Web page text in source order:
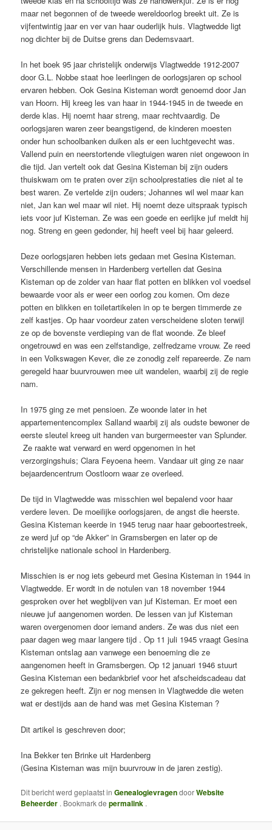
maar net begonnen of de tweede wereldoorlog breekt uit. Ze is
vijfentwintig jaar en ver van haar ouderlijk huis. Vlagtwedde ligt
nog dichter bij de Duitse grens dan Dedemsvaart.
In het boek 95 jaar christelijk onderwijs Vlagtwedde 1912-2007
door G.L. Nobbe staat hoe leerlingen de oorlogsjaren op school
ervaren hebben. Ook Gesina Kisteman wordt genoemd door Jan
van Hoorn. Hij kreeg les van haar in 1944-1945 in de tweede en
derde klas. Hij noemt haar streng, maar rechtvaardig. De
oorlogsjaren waren zeer beangstigend, de kinderen moesten
onder hun schoolbanken duiken als er een luchtgevecht was.
Vallend puin en neerstortende vliegtuigen waren niet ongewoon in
die tijd. Jan vertelt ook dat Gesina Kisteman bij zijn ouders
thuiskwam om te praten over zijn schoolprestaties die niet al te
best waren. Ze vertelde zijn ouders; Johannes wil wel maar kan
niet, Jan kan wel maar wil niet. Hij noemt deze uitspraak typisch
iets voor juf Kisteman. Ze was een goede en eerlijke juf meldt hij
nog. Streng en geen gedonder, hij heeft veel bij haar geleerd.
Deze oorlogsjaren hebben iets gedaan met Gesina Kisteman.
Verschillende mensen in Hardenberg vertellen dat Gesina
Kisteman op de zolder van haar flat potten en blikken vol voedsel
bewaarde voor als er weer een oorlog zou komen. Om deze
potten en blikken en toiletartikelen in op te bergen timmerde ze
zelf kastjes. Op haar voordeur zaten verscheidene sloten terwijl
ze op de bovenste verdieping van de flat woonde. Ze bleef
ongetrouwd en was een zelfstandige, zelfredzame vrouw. Ze reed
in een Volkswagen Kever, die ze zonodig zelf repareerde. Ze nam
geregeld haar buurvrouwen mee uit wandelen, waarbij zij de regie
nam.
In 1975 ging ze met pensioen. Ze woonde later in het
appartementencomplex Salland waarbij zij als oudste bewoner de
eerste sleutel kreeg uit handen van burgermeester van Splunder.
Ze raakte wat verward en werd opgenomen in het
verzorgingshuis; Clara Feyoena heem. Vandaar uit ging ze naar
bejaardencentrum Oostloorn waar ze overleed.
De tijd in Vlagtwedde was misschien wel bepalend voor haar
verdere leven. De moeilijke oorlogsjaren, de angst die heerste.
Gesina Kisteman keerde in 1945 terug naar haar geboortestreek,
ze werd juf op “de Akker” in Gramsbergen en later op de
christelijke nationale school in Hardenberg.
Misschien is er nog iets gebeurd met Gesina Kisteman in 1944 in
Vlagtwedde. Er wordt in de notulen van 18 november 1944
gesproken over het wegblijven van juf Kisteman. Er moet een
nieuwe juf aangenomen worden. De lessen van juf Kisteman
waren overgenomen door iemand anders. Ze was dus niet een
paar dagen weg maar langere tijd . Op 11 juli 1945 vraagt Gesina
Kisteman ontslag aan vanwege een benoeming die ze
aangenomen heeft in Gramsbergen. Op 12 januari 1946 stuurt
Gesina Kisteman een bedankbrief voor het afscheidscadeau dat
ze gekregen heeft. Zijn er nog mensen in Vlagtwedde die weten
wat er destijds aan de hand was met Gesina Kisteman ?
Dit artikel is geschreven door;
Ina Bekker ten Brinke uit Hardenberg
(Gesina Kisteman was mijn buurvrouw in de jaren zestig).
Dit bericht werd geplaatst inGenealogievragendoorWebsite
Beheerder . Bookmark depermalink .